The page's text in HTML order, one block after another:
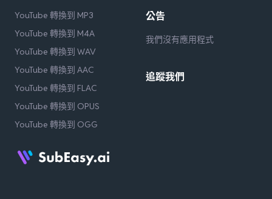
YouTube 轉換到 MP3
YouTube 轉換到 M4A
YouTube 轉換到 WAV
YouTube 轉換到 AAC
YouTube 轉換到 FLAC
YouTube 轉換到 OPUS
YouTube 轉換到 OGG
公告
我們沒有應用程式
追蹤我們